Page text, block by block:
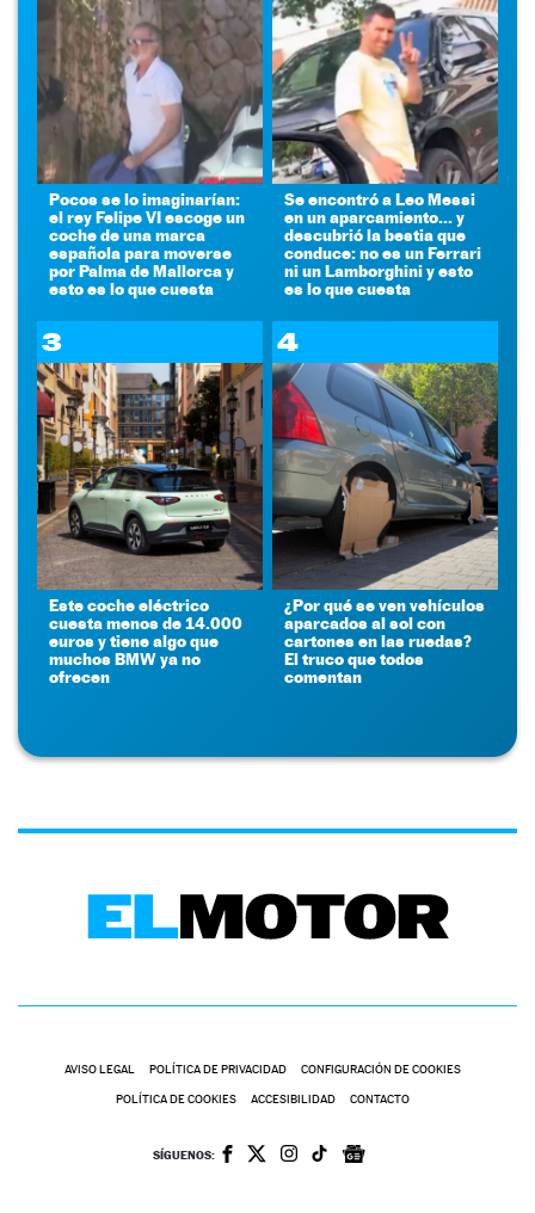
Pocos se lo imaginarían:
el rey Felipe VI escoge un
coche de una marca
española para moverse
por Palma de Mallorca y
esto es lo que cuesta
Se encontró a Leo Messi
en un aparcamiento... y
descubrió la bestia que
conduce: no es un Ferrari
ni un Lamborghini y esto
es lo que cuesta
3
Este coche eléctrico
cuesta menos de 14.000
euros y tiene algo que
muchos BMW ya no
ofrecen
4
¿Por qué se ven vehículos
aparcados al sol con
cartones en las ruedas?
El truco que todos
comentan
AVISO LEGAL POLÍTICA DE PRIVACIDAD CONFIGURACIÓN DE COOKIES
POLÍTICA DE COOKIES ACCESIBILIDAD CONTACTO
SÍGUENOS: